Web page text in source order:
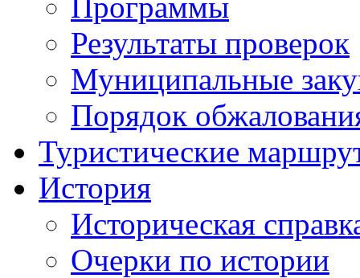
Результаты проверок
Муниципальные
Порядок
Туристические
История
Историческая
Очерки по истории